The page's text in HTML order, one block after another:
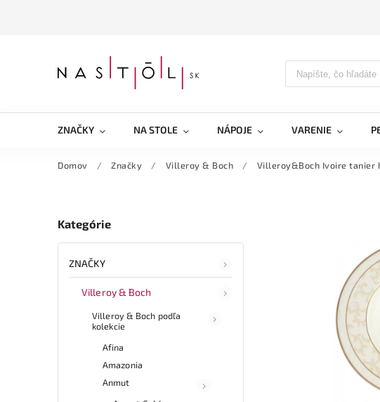
ZNAČKY NA STOLE NÁPOJE VARENIE
Domov / Značky / Villeroy & Boch / Villeroy&Boch Ivoire tanier
Kategórie
ZNAČKY
Villeroy & Boch
Villeroy & Boch podľa
kolekcie
Afina
Amazonia
Anmut